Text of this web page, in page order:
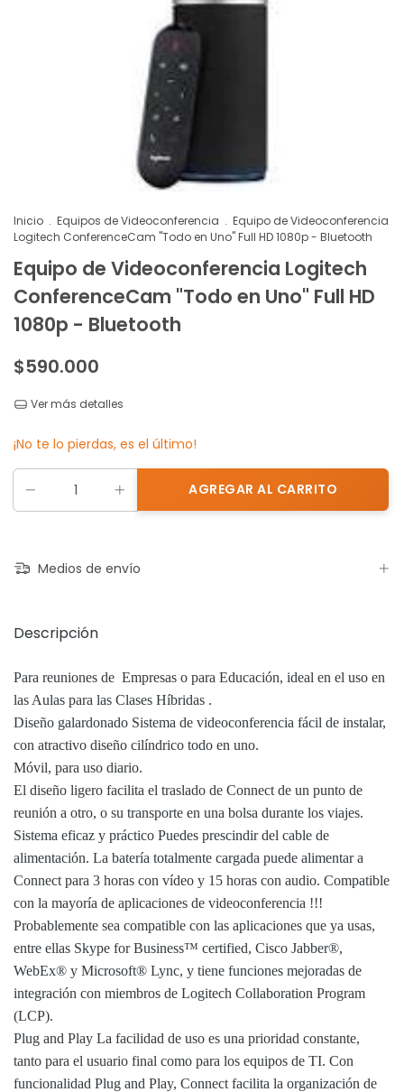
Inicio . Equipos de Videoconferencia . Equipo de Videoconferencia
Logitech ConferenceCam "Todo en Uno" Full HD 1080p - Bluetooth
Equipo de Videoconferencia Logitech
ConferenceCam "Todo en Uno" Full HD
1080p - Bluetooth
$590.000
Ver más detalles
¡No te lo pierdas, es el último!
Medios de envío
Descripción
Para reuniones de Empresas o para Educación, ideal en el uso en
las Aulas para las Clases Híbridas .
Diseño galardonado Sistema de videoconferencia fácil de instalar,
con atractivo diseño cilíndrico todo en uno.
Móvil, para uso diario.
El diseño ligero facilita el traslado de Connect de un punto de
reunión a otro, o su transporte en una bolsa durante los viajes.
Sistema eficaz y práctico Puedes prescindir del cable de
alimentación. La batería totalmente cargada puede alimentar a
Connect para 3 horas con vídeo y 15 horas con audio. Compatible
con la mayoría de aplicaciones de videoconferencia !!!
Probablemente sea compatible con las aplicaciones que ya usas,
entre ellas Skype for Business™ certified, Cisco Jabber®,
WebEx® y Microsoft® Lync, y tiene funciones mejoradas de
integración con miembros de Logitech Collaboration Program
(LCP).
Plug and Play La facilidad de uso es una prioridad constante,
tanto para el usuario final como para los equipos de TI. Con
funcionalidad Plug and Play, Connect facilita la organización de